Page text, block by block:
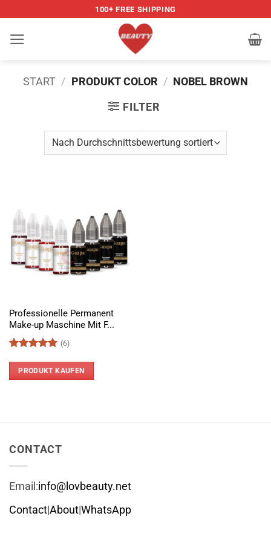
springen
100+ FREE SHIPPING
START / PRODUKT COLOR / NOBEL BROWN
FILTER
Professionelle Permanent
Make-up Maschine Mit F...
mit5von
(6)
PRODUKT KAUFEN
CONTACT
Email:info@lovbeauty.net
Contact|About|WhatsApp